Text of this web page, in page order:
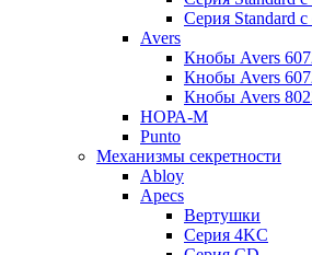
Серия Standard
Avers
Кнобы Avers
Кнобы Avers
Кнобы Avers
НОРА-М
Punto
Механизмы секретности
Abloy
Apecs
Вертушки
Серия 4KC